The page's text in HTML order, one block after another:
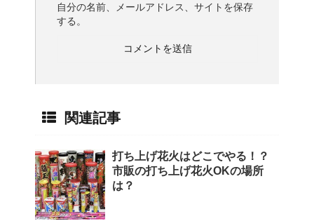
自分の名前、メールアドレス、サイトを保存
する。
関連記事
打ち上げ花火はどこでやる！？
市販の打ち上げ花火OKの場所
は？